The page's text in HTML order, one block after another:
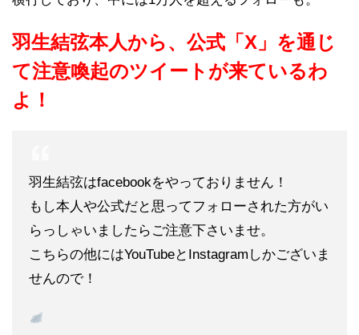
羽生結弦本人から、公式「X」を通じ
て注意喚起のツイートが来ているわ
よ！
羽生結弦はfacebookをやっておりません！
もし本人や公式だと思ってフォローされた方がい
らっしゃいましたらご注意下さいませ。
こちらの他にはYouTubeとInstagramしかございま
せんので！